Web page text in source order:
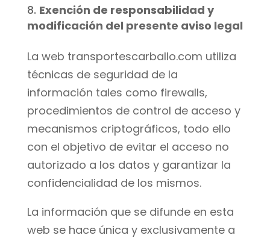
Exención de responsabilidad y
modificación del presente aviso legal
La web transportescarballo.com utiliza
técnicas de seguridad de la
información tales como firewalls,
procedimientos de control de acceso y
mecanismos criptográficos, todo ello
con el objetivo de evitar el acceso no
autorizado a los datos y garantizar la
confidencialidad de los mismos.
La información que se difunde en esta
web se hace única y exclusivamente a